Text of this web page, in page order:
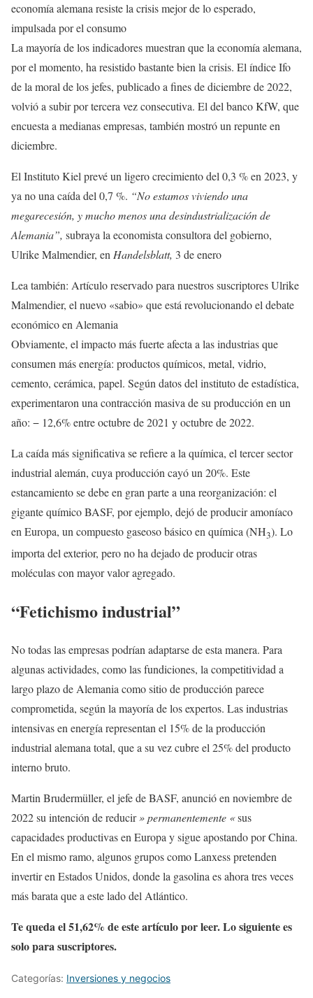
economía alemana resiste la crisis mejor de lo esperado,
impulsada por el consumo
La mayoría de los indicadores muestran que la economía alemana,
por el momento, ha resistido bastante bien la crisis. El índice Ifo
de la moral de los jefes, publicado a fines de diciembre de 2022,
volvió a subir por tercera vez consecutiva. El del banco KfW, que
encuesta a medianas empresas, también mostró un repunte en
diciembre.
El Instituto Kiel prevé un ligero crecimiento del 0,3 % en 2023, y
ya no una caída del 0,7 %. “No estamos viviendo una
megarecesión, y mucho menos una desindustrialización de
Alemania”, subraya la economista consultora del gobierno,
Ulrike Malmendier, en Handelsblatt, 3 de enero
Lea también: Artículo reservado para nuestros suscriptoresUlrike
Malmendier, el nuevo «sabio» que está revolucionando el debate
económico en Alemania
Obviamente, el impacto más fuerte afecta a las industrias que
consumen más energía: productos químicos, metal, vidrio,
cemento, cerámica, papel. Según datos del instituto de estadística,
experimentaron una contracción masiva de su producción en un
año: − 12,6% entre octubre de 2021 y octubre de 2022.
La caída más significativa se refiere a la química, el tercer sector
industrial alemán, cuya producción cayó un 20%. Este
estancamiento se debe en gran parte a una reorganización: el
gigante químico BASF, por ejemplo, dejó de producir amoníaco
en Europa, un compuesto gaseoso básico en química (NH3). Lo
importa del exterior, pero no ha dejado de producir otras
moléculas con mayor valor agregado.
“Fetichismo industrial”
No todas las empresas podrían adaptarse de esta manera. Para
algunas actividades, como las fundiciones, la competitividad a
largo plazo de Alemania como sitio de producción parece
comprometida, según la mayoría de los expertos. Las industrias
intensivas en energía representan el 15% de la producción
industrial alemana total, que a su vez cubre el 25% del producto
interno bruto.
Martin Brudermüller, el jefe de BASF, anunció en noviembre de
2022 su intención de reducir» permanentemente «sus
capacidades productivas en Europa y sigue apostando por China.
En el mismo ramo, algunos grupos como Lanxess pretenden
invertir en Estados Unidos, donde la gasolina es ahora tres veces
más barata que a este lado del Atlántico.
Te queda el 51,62% de este artículo por leer. Lo siguiente es
solo para suscriptores.
Categorías: Inversiones y negocios